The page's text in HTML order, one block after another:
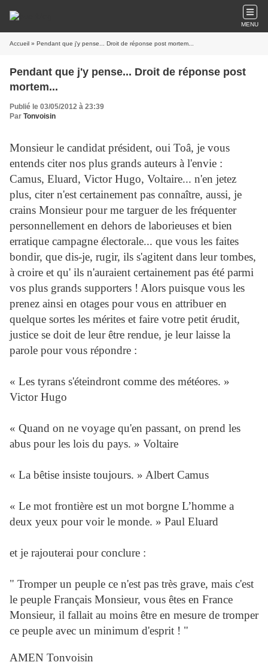
MENU
Accueil » Pendant que j'y pense... Droit de réponse post mortem...
Pendant que j'y pense... Droit de réponse post
mortem...
Publié le 03/05/2012 à 23:39
Par Tonvoisin
Monsieur le candidat président, oui Toâ, je vous
entends citer nos plus grands auteurs à l'envie :
Camus, Eluard, Victor Hugo, Voltaire... n'en jetez
plus, citer n'est certainement pas connaître, aussi, je
crains Monsieur pour me targuer de les fréquenter
personnellement en dehors de laborieuses et bien
erratique campagne électorale... que vous les faites
bondir, que dis-je, rugir, ils s'agitent dans leur tombes,
à croire et qu' ils n'auraient certainement pas été parmi
vos plus grands supporters ! Alors puisque vous les
prenez ainsi en otages pour vous en attribuer en
quelque sortes les mérites et faire votre petit érudit,
justice se doit de leur être rendue, je leur laisse la
parole pour vous répondre :
« Les tyrans s'éteindront comme des météores. »
Victor Hugo
« Quand on ne voyage qu'en passant, on prend les
abus pour les lois du pays. » Voltaire
« La bêtise insiste toujours. » Albert Camus
« Le mot frontière est un mot borgne L’homme a
deux yeux pour voir le monde. » Paul Eluard
et je rajouterai pour conclure :
" Tromper un peuple ce n'est pas très grave, mais c'est
le peuple Français Monsieur, vous êtes en France
Monsieur, il fallait au moins être en mesure de tromper
ce peuple avec un minimum d'esprit ! "
AMEN Tonvoisin